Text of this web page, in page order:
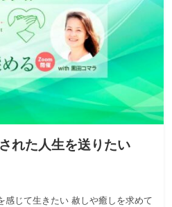
れた人生を送りたい
感じて生きたい 赦しや癒しを求めて